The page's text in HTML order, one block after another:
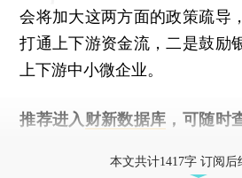
会将加大这两方面的政策疏导
打通上下游资金流，二是鼓励
上下游中小微企业。
推荐进入 财新数据库 ，可随时
本文共计1417字 订阅后